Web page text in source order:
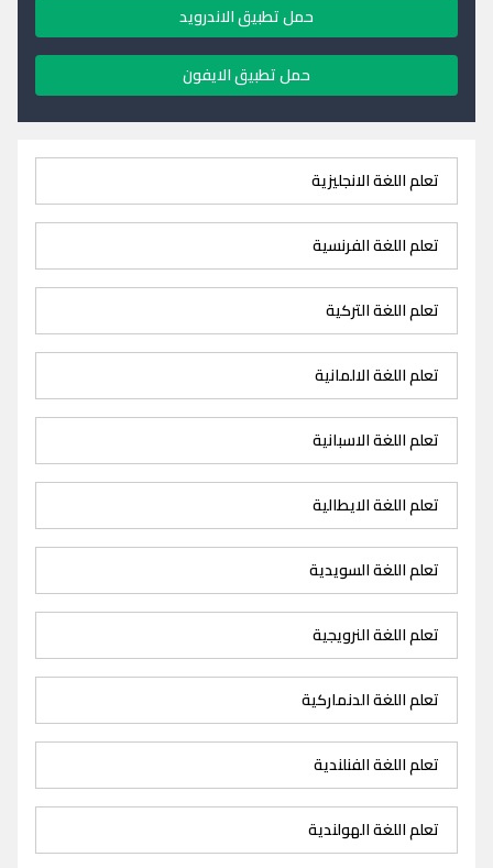
حمل تطبيق الاندرويد
حمل تطبيق الايفون
تعلم اللغة الانجليزية
تعلم اللغة الفرنسية
تعلم اللغة التركية
تعلم اللغة الالمانية
تعلم اللغة الاسبانية
تعلم اللغة الايطالية
تعلم اللغة السويدية
تعلم اللغة النرويجية
تعلم اللغة الدنماركية
تعلم اللغة الفنلندية
تعلم اللغة الهولندية